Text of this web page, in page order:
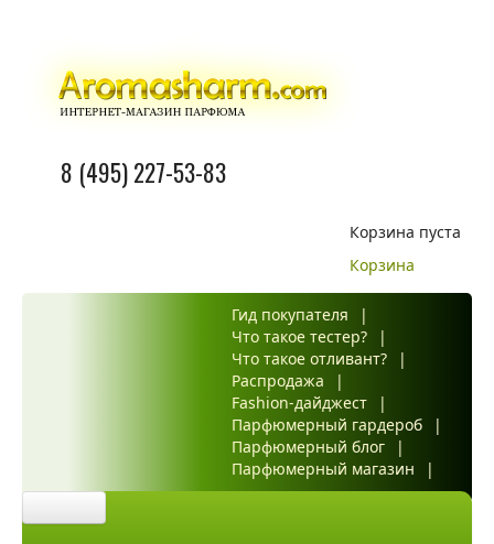
8 (495) 227-53-83
Корзина пуста
Корзина
Гид покупателя
|
Что такое тестер?
|
Что такое отливант?
|
Распродажа
|
Fashion-дайджест
|
Парфюмерный гардероб
|
Парфюмерный блог
|
Парфюмерный магазин
|